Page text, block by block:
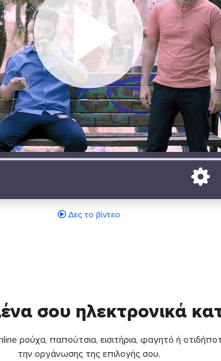
Δες το βίντεο
σου ηλεκτρονικά
ρούχα, παπούτσια, εισιτήρια, φαγητό ή
την οργάνωσης της επιλογής σου.